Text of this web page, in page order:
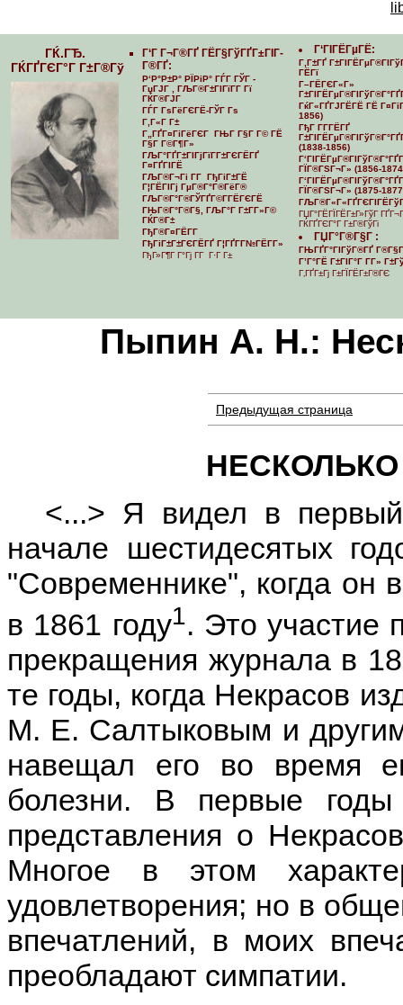
ГЌ.ГЂ.
ГЌГҐГЄГ°Г Г±Г®Гў
Г‘Г Г¬Г®ГҐ ГЁГ§ГўГҐГ±ГІГ­
Г®ГҐ:
Р‘Р°Р±Р° РЇРіР° ГЃГ ГЎГ -
ГџГЈГ , ГЉГ®Г±ГІГїГ­Г Гї
ГЌГ®ГЈГ
ГЃГ ГѕГёГЄГЁ-ГЎГ Гѕ
Г‚Г«Г Г±
Г„ГҐГ¤ГіГёГЄГ ГЊГ Г§Г Г© ГЁ
Г§Г Г©Г¶Г»
ГЉГ°ГҐГ±ГІГјГїГ­Г±ГЄГЁГҐ
Г¤ГҐГІГЁ
ГЉГ®Г¬Гі Г­Г ГђГіГ±ГЁ
Г¦ГЁГІГј ГµГ®Г°Г®ГёГ®
ГЉГ®Г°Г®ГЎГҐГ©Г­ГЁГЄГЁ
ГЊГ®Г°Г®Г§, ГЉГ°Г Г±Г­Г»Г©
ГЌГ®Г±
ГђГ®Г¤ГЁГ­Г
ГђГіГ±Г±ГЄГЁГҐ Г¦ГҐГ­Г№ГЁГ­Г»
ГђГ»Г¶Г Г°Гј Г­Г Г·Г Г±
Г‘ГІГЁГµГЁ:
Г‚Г±ГҐ
ГЁГї
Г–ГЁГЄГ«Г»
ГќГ«ГҐГЈГЁГЁ ГЁ
1856)
ГђГ Г­Г­ГЁГҐ
(1838-1856)
ГЇГ®ГЅГ¬Г» (1856-
ГЇГ®ГЅГ¬Г» (1875-
ГЏГ°ГЁГЇГЁГ±Г»ГўГ
ГЌГҐГЄГ°Г Г±Г®ГўГі
ГЏГ°Г®Г§Г :
ГЊГҐГ°ГІГўГ®ГҐ
Г’Г°ГЁ Г±ГІГ°Г Г­Г»
Г‚ГҐГ±Гј Г±ГЇГЁГ±Г®ГЄ
Пыпин А. Н.:
Предыдущая страница
<...> Я видел в
начале шестидесятых
"Современнике", когда он
в 1861 году1. Это участие
прекращения журнала в
те годы, когда Некрасов
М. E. Салтыковым и
навещал его во время
болезни. В первые
представления о
Многое в этом
удовлетворения; но в
впечатлений, в моих
преобладают симпатии.